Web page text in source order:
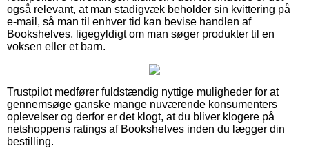
også relevant, at man stadigvæk beholder sin kvittering på
e-mail, så man til enhver tid kan bevise handlen af
Bookshelves, ligegyldigt om man søger produkter til en
voksen eller et barn.
Trustpilot medfører fuldstændig nyttige muligheder for at
gennemsøge ganske mange nuværende konsumenters
oplevelser og derfor er det klogt, at du bliver klogere på
netshoppens ratings af Bookshelves inden du lægger din
bestilling.